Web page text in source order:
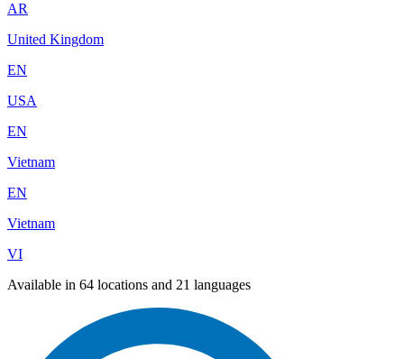
AR
United Kingdom
EN
USA
EN
Vietnam
EN
Vietnam
VI
Available in 64 locations and 21 languages